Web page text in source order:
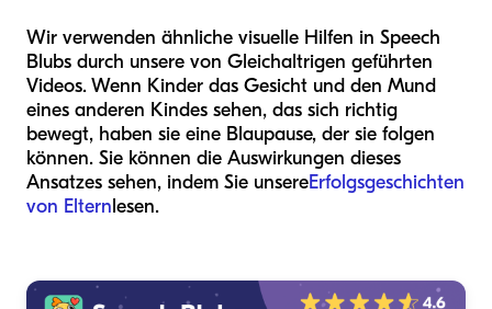
Wir verwenden ähnliche visuelle Hilfen in Speech
Blubs durch unsere von Gleichaltrigen geführten
Videos. Wenn Kinder das Gesicht und den Mund
eines anderen Kindes sehen, das sich richtig
bewegt, haben sie eine Blaupause, der sie folgen
können. Sie können die Auswirkungen dieses
Ansatzes sehen, indem Sie unsereErfolgsgeschichten
von Elternlesen.